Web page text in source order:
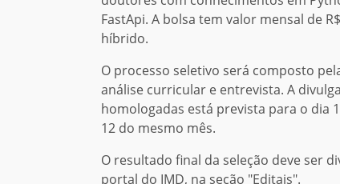
FastApi. A bolsa tem valor mensal de
híbrido.
O processo seletivo será composto
análise curricular e entrevista. A
homologadas está prevista para o dia
12 do mesmo mês.
O resultado final da seleção deve ser
portal do IMD, na seção "Editais".